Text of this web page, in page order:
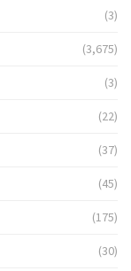
(3)
(3,675)
(3)
(22)
(37)
(45)
(175)
(30)